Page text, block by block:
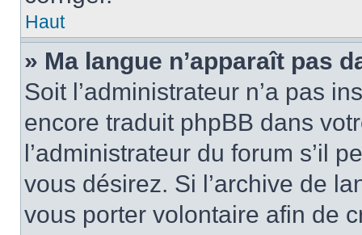
Haut
» Ma langue n’apparaît pas
Soit l’administrateur n’a pas
encore traduit phpBB dans
l’administrateur du forum s’il
vous désirez. Si l’archive de
vous porter volontaire afin de